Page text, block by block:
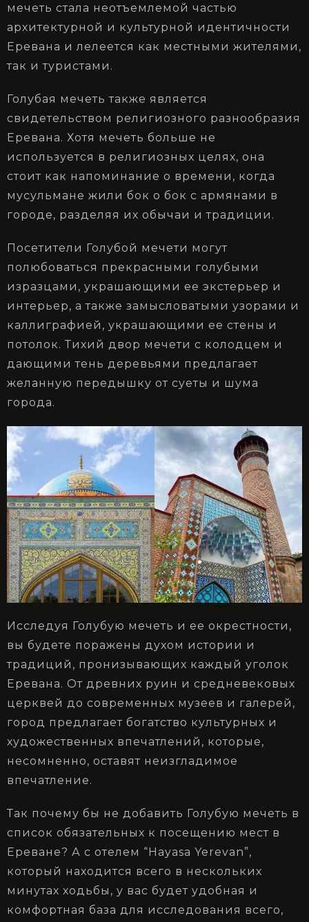
мечеть стала неотъемлемой частью
архитектурной и культурной идентичности
Еревана и лелеется как местными жителями,
так и туристами.
Голубая мечеть также является
свидетельством религиозного разнообразия
Еревана. Хотя мечеть больше не
используется в религиозных целях, она
стоит как напоминание о времени, когда
мусульмане жили бок о бок с армянами в
городе, разделяя их обычаи и традиции.
Посетители Голубой мечети могут
полюбоваться прекрасными голубыми
изразцами, украшающими ее экстерьер и
интерьер, а также замысловатыми узорами и
каллиграфией, украшающими ее стены и
потолок. Тихий двор мечети с колодцем и
дающими тень деревьями предлагает
желанную передышку от суеты и шума
города.
Исследуя Голубую мечеть и ее окрестности,
вы будете поражены духом истории и
традиций, пронизывающих каждый уголок
Еревана. От древних руин и средневековых
церквей до современных музеев и галерей,
город предлагает богатство культурных и
художественных впечатлений, которые,
несомненно, оставят неизгладимое
впечатление.
Так почему бы не добавить Голубую мечеть в
список обязательных к посещению мест в
Ереване? А с отелем “Hayasa Yerevan”,
который находится всего в нескольких
минутах ходьбы, у вас будет удобная и
комфортная база для исследования всего,